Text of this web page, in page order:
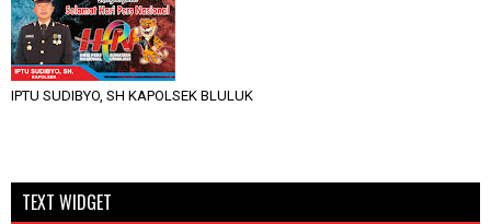
IPTU SUDIBYO, SH KAPOLSEK BLULUK
TEXT WIDGET